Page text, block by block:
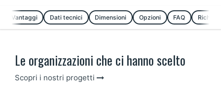
Vantaggi Dati tecnici Dimensioni Opzioni FAQ
Le organizzazioni che ci hanno scelto
Scopri i nostri progetti